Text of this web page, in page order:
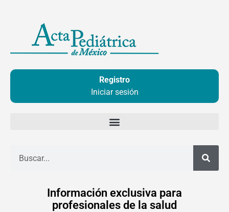
contenido
Registro
Iniciar sesión
Información exclusiva para
profesionales de la salud